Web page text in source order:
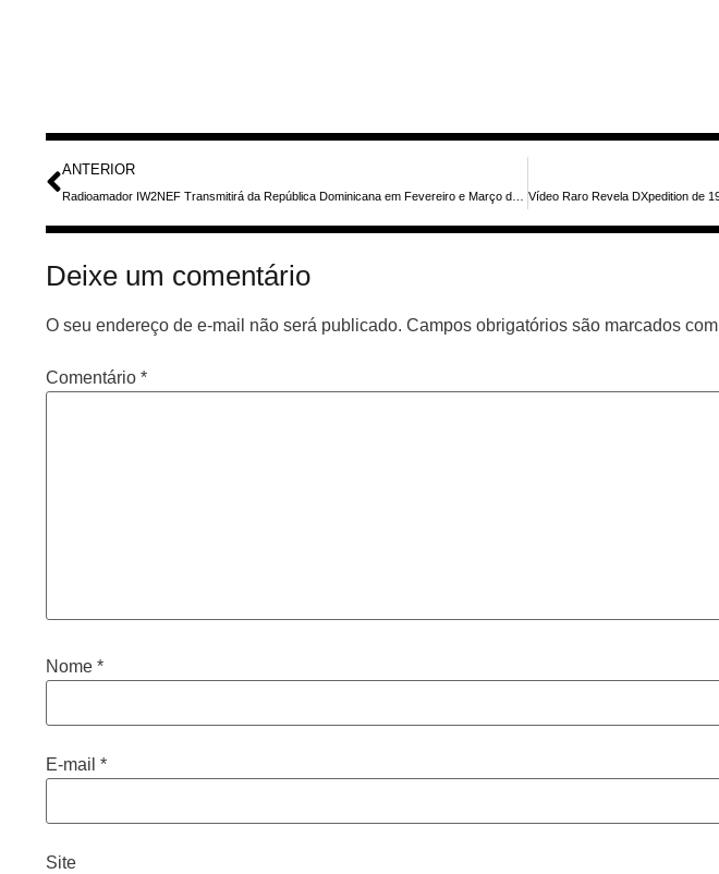
ANTERIOR
Deixe um comentário
O seu endereço de e-mail não será publicado. Campos obrigatórios são marcados com
Comentário *
Nome *
E-mail *
Site